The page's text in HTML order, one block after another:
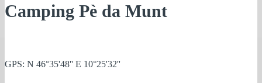
Camping Pè da Munt
GPS: N 46°35'48'' E 10°25'32''